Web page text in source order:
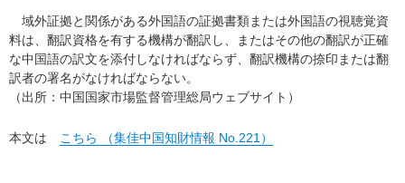
域外証拠と関係がある外国語の証拠書類または外国語の視聴覚資
料は、翻訳資格を有する機構が翻訳し、またはその他の翻訳が正確
な中国語の訳文を添付しなければならず、翻訳機構の捺印または翻
訳者の署名がなければならない。
（出所：中国国家市場監督管理総局ウェブサイト）
本文は こちら （集佳中国知財情報 No.221）